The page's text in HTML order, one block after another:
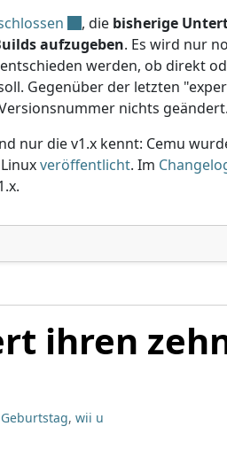
, die bisherige
aufzugeben. Es wird nur
werden, ob direkt
Gegenüber der letzten
nichts geändert.
nur die v1.x kennt: Cemu
veröffentlicht. Im
ihren
Geburtstag, wii u